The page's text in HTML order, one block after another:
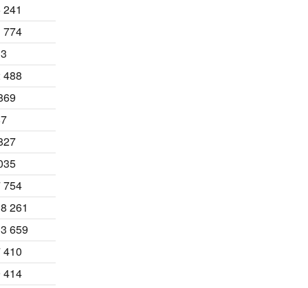
774
488
754
261
659
410
414